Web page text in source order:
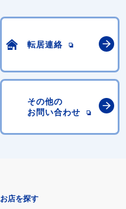
転居連絡
その他の
お問い合わせ
お店を探す